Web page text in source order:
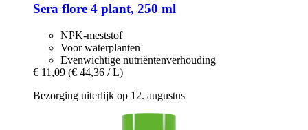
Sera flore 4 plant, 250 ml
NPK-meststof
Voor waterplanten
Evenwichtige nutriëntenverhouding
€ 11,09 (€ 44,36 / L)
Bezorging uiterlijk op 12. augustus